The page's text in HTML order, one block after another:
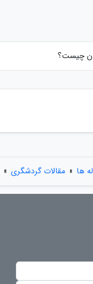
چیست؟
ها » مقالات گردشگری »